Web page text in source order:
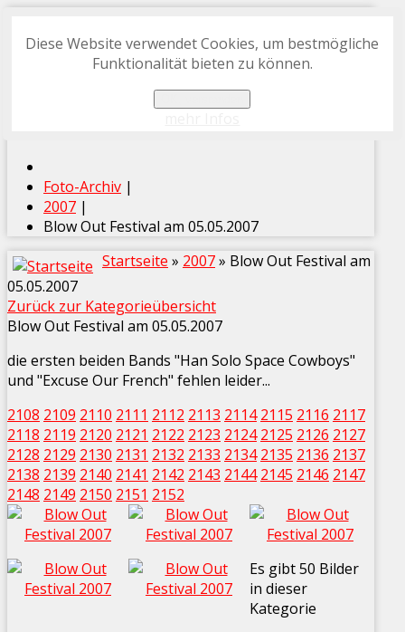
Diese Website verwendet Cookies, um bestmögliche
Funktionalität bieten zu können.
START
Foto-Archiv |
2007 |
Blow Out Festival am 05.05.2007
Startseite » 2007» Blow Out Festival am
05.05.2007
Zurück zur Kategorieübersicht
Blow Out Festival am 05.05.2007
die ersten beiden Bands "Han Solo Space Cowboys"
und "Excuse Our French" fehlen leider...
2108 2109 2110 2111 2112 2113 2114 2115 2116 2117
2118 2119 2120 2121 2122 2123 2124 2125 2126 2127
2128 2129 2130 2131 2132 2133 2134 2135 2136 2137
2138 2139 2140 2141 2142 2143 2144 2145 2146 2147
2148 2149 2150 2151 2152
Es gibt 50 Bilder
in dieser
Kategorie